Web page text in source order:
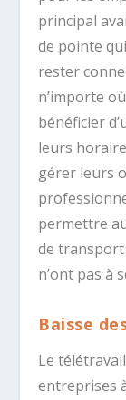
principal
de pointe
rester
n’importe
bénéficier
leurs
gérer leurs
permettre
de
n’ont pas à
Baisse
Le
entreprises